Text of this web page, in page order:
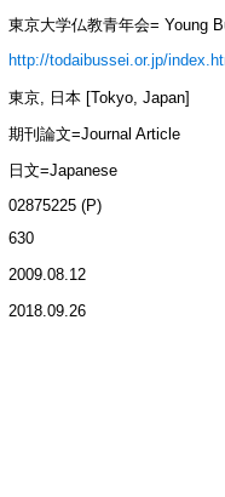
東京大学仏教青年会= Young
http://todaibussei.or.jp/
東京, 日本 [Tokyo, Japan]
期刊論文=Journal Article
日文=Japanese
02875225 (P)
630
2009.08.12
2018.09.26